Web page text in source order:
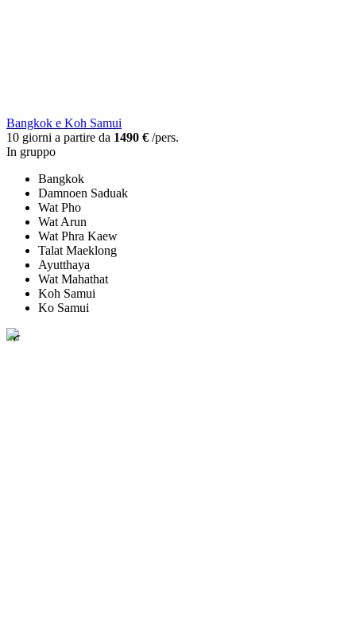
Bangkok e Koh Samui
10 giorni a partire da 1490 € /pers.
In gruppo
Bangkok
Damnoen Saduak
Wat Pho
Wat Arun
Wat Phra Kaew
Talat Maeklong
Ayutthaya
Wat Mahathat
Koh Samui
Ko Samui